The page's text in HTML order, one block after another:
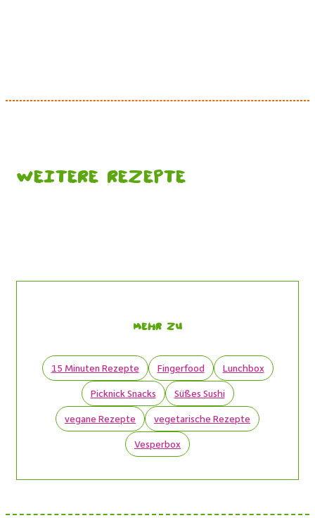
Weitere Rezepte
Mehr zu
15 Minuten Rezepte Fingerfood
Lunchbox
Picknick Snacks
Süßes Sushi
vegane Rezepte
vegetarische Rezepte
Vesperbox